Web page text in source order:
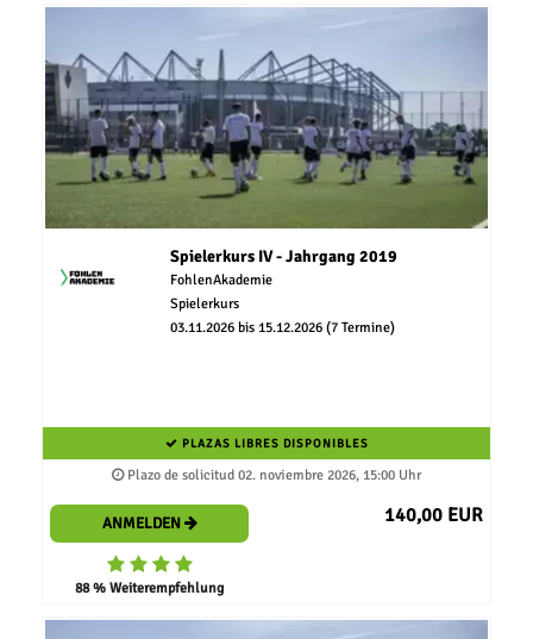
Spielerkurs IV - Jahrgang 2019
FohlenAkademie
Spielerkurs
03.11.2026 bis 15.12.2026 (7 Termine)
PLAZAS LIBRES DISPONIBLES
Plazo de solicitud 02. noviembre 2026, 15:00 Uhr
ANMELDEN
88 % Weiterempfehlung
140,00 EUR